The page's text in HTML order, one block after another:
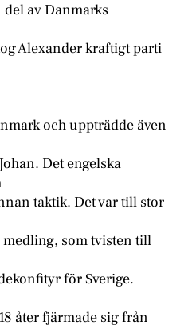
del av Danmarks
Alexander kraftigt parti
och uppträdde även
Det engelska
taktik. Det var till stor
som tvisten till
för Sverige.
åter fjärmade sig från